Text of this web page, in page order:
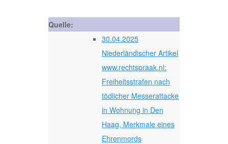
Quelle:
30.04.2025
Niederländischer Artikel
www.rechtspraak.nl:
Freiheitsstrafen nach
tödlicher Messerattacke
in Wohnung in Den
Haag, Merkmale eines
Ehrenmords